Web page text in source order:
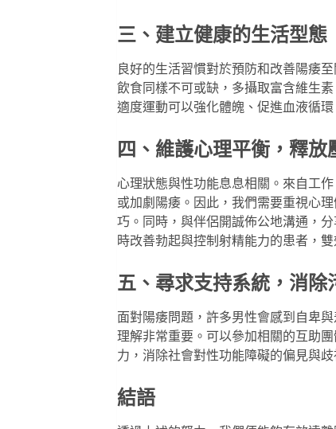
三、建立健康的生活型態
良好的生活習慣對於預防和改善陽痿
飲食同樣不可或缺，多攝取富含維生
適度運動可以強化體魄、促進血液循
四、維護心理平衡，釋放
心理狀態與性功能息息相關。來自工
或加劇陽痿。因此，我們需要重視心
巧。同時，與伴侶開誠佈公地溝通，
時改善勃起與控制射精能力的患者， 雙
五、尋求支持系統，消除
面對陽痿問題，許多男性會感到自卑
理解非常重要。可以參加相關的互助
力，消除社會對性功能障礙的偏見與
結語